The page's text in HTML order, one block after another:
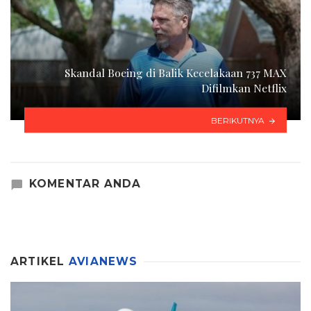
Skandal Boeing di Balik Kecelakaan 737 MAX
Difilmkan Netflix
BERIKUTNYA
KOMENTAR ANDA
ARTIKEL AVIANEWS